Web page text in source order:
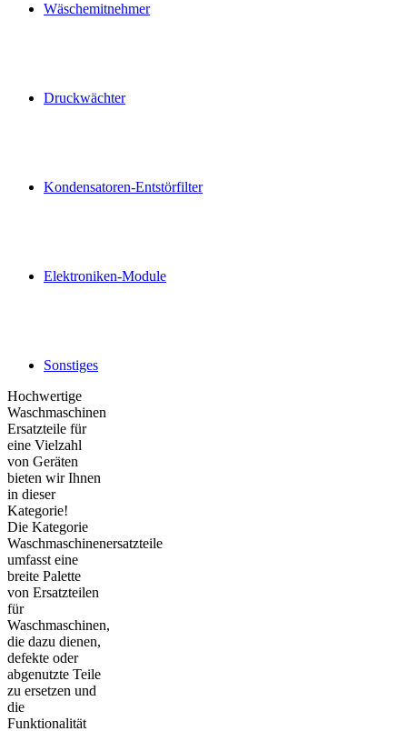
Wäschemitnehmer
Druckwächter
Kondensatoren-Entstörfilter
Elektroniken-Module
Sonstiges
Hochwertige
Waschmaschinen
Ersatzteile für
eine Vielzahl
von Geräten
bieten wir Ihnen
in dieser
Kategorie!
Die Kategorie
Waschmaschinenersatzteile
umfasst eine
breite Palette
von Ersatzteilen
für
Waschmaschinen,
die dazu dienen,
defekte oder
abgenutzte Teile
zu ersetzen und
die
Funktionalität